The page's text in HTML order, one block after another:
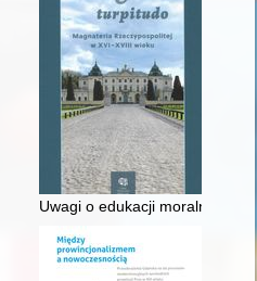
drawskiego od
Uwagi o edukacji moralnej